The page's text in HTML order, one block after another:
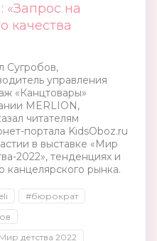
«Запрос на
качества
Сугробов,
управления
«Канцтовары»
MERLION,
читателям
портала KidsOboz.ru
в выставке «Мир
2022», тенденциях и
канцелярского рынка.
#бюрократ
детства 2022